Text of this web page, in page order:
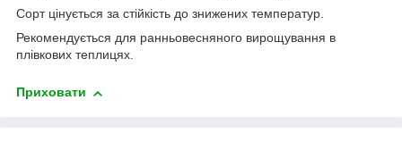
Сорт цінується за стійкість до знижених температур.
Рекомендується для ранньовесняного вирощування в
плівкових теплицях.
Приховати